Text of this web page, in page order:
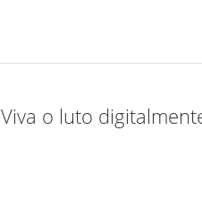
Viva o luto